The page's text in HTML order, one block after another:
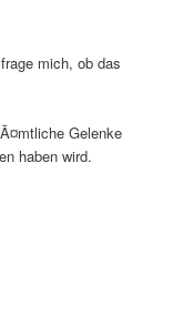
mich, ob das
Gelenke
haben wird.